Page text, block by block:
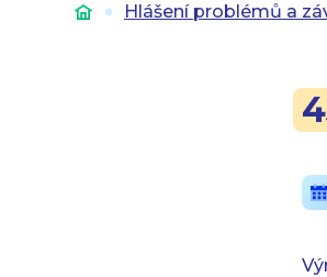
Úvod Hlášení problémů a